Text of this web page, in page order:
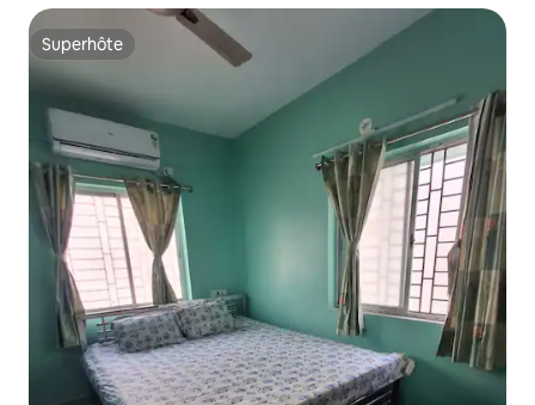
Superhôte
Superhôte